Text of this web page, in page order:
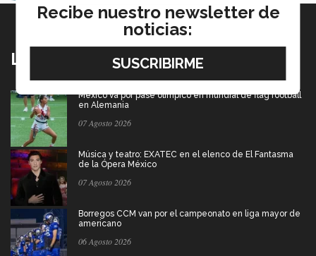
Lo más nuevo
México va por pase olímpico en mundial de flag football
en Alemania
07 Agosto 2026
Música y teatro: EXATEC en el elenco de El Fantasma
de la Ópera México
07 Agosto 2026
Borregos CCM van por el campeonato en liga mayor de
americano
06 Agosto 2026
Recibe nuestro newsletter de
noticias: